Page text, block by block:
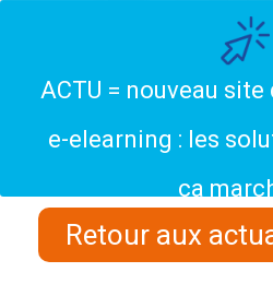
ACTU = nouveau site
e-elearning : les
ça
Retour aux